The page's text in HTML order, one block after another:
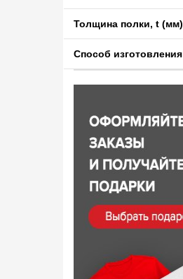
Толщина полки, t (мм)
Способ изготовления